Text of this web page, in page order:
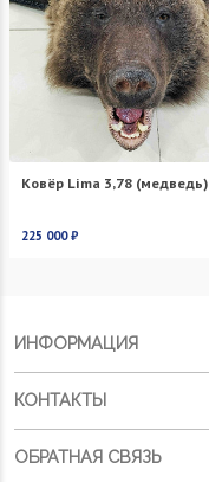
Ковёр Lima 3,78 (медведь)
225 000 ₽
ИНФОРМАЦИЯ
КОНТАКТЫ
ОБРАТНАЯ СВЯЗЬ